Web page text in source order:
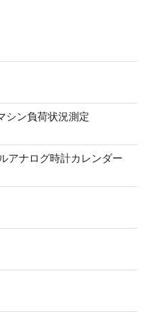
シン負荷状況測定
アナログ時計カレンダー